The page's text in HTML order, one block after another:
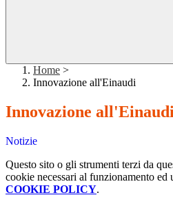
Home >
Innovazione all'Einaudi
Innovazione
Notizie
Questo sito o gli strumenti terzi da
cookie necessari al funzionamento
COOKIE POLICY.